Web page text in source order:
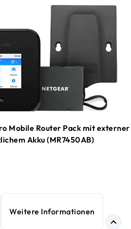
Mobile Router Pack mit
Akku (MR7450AB)
Weitere Informationen